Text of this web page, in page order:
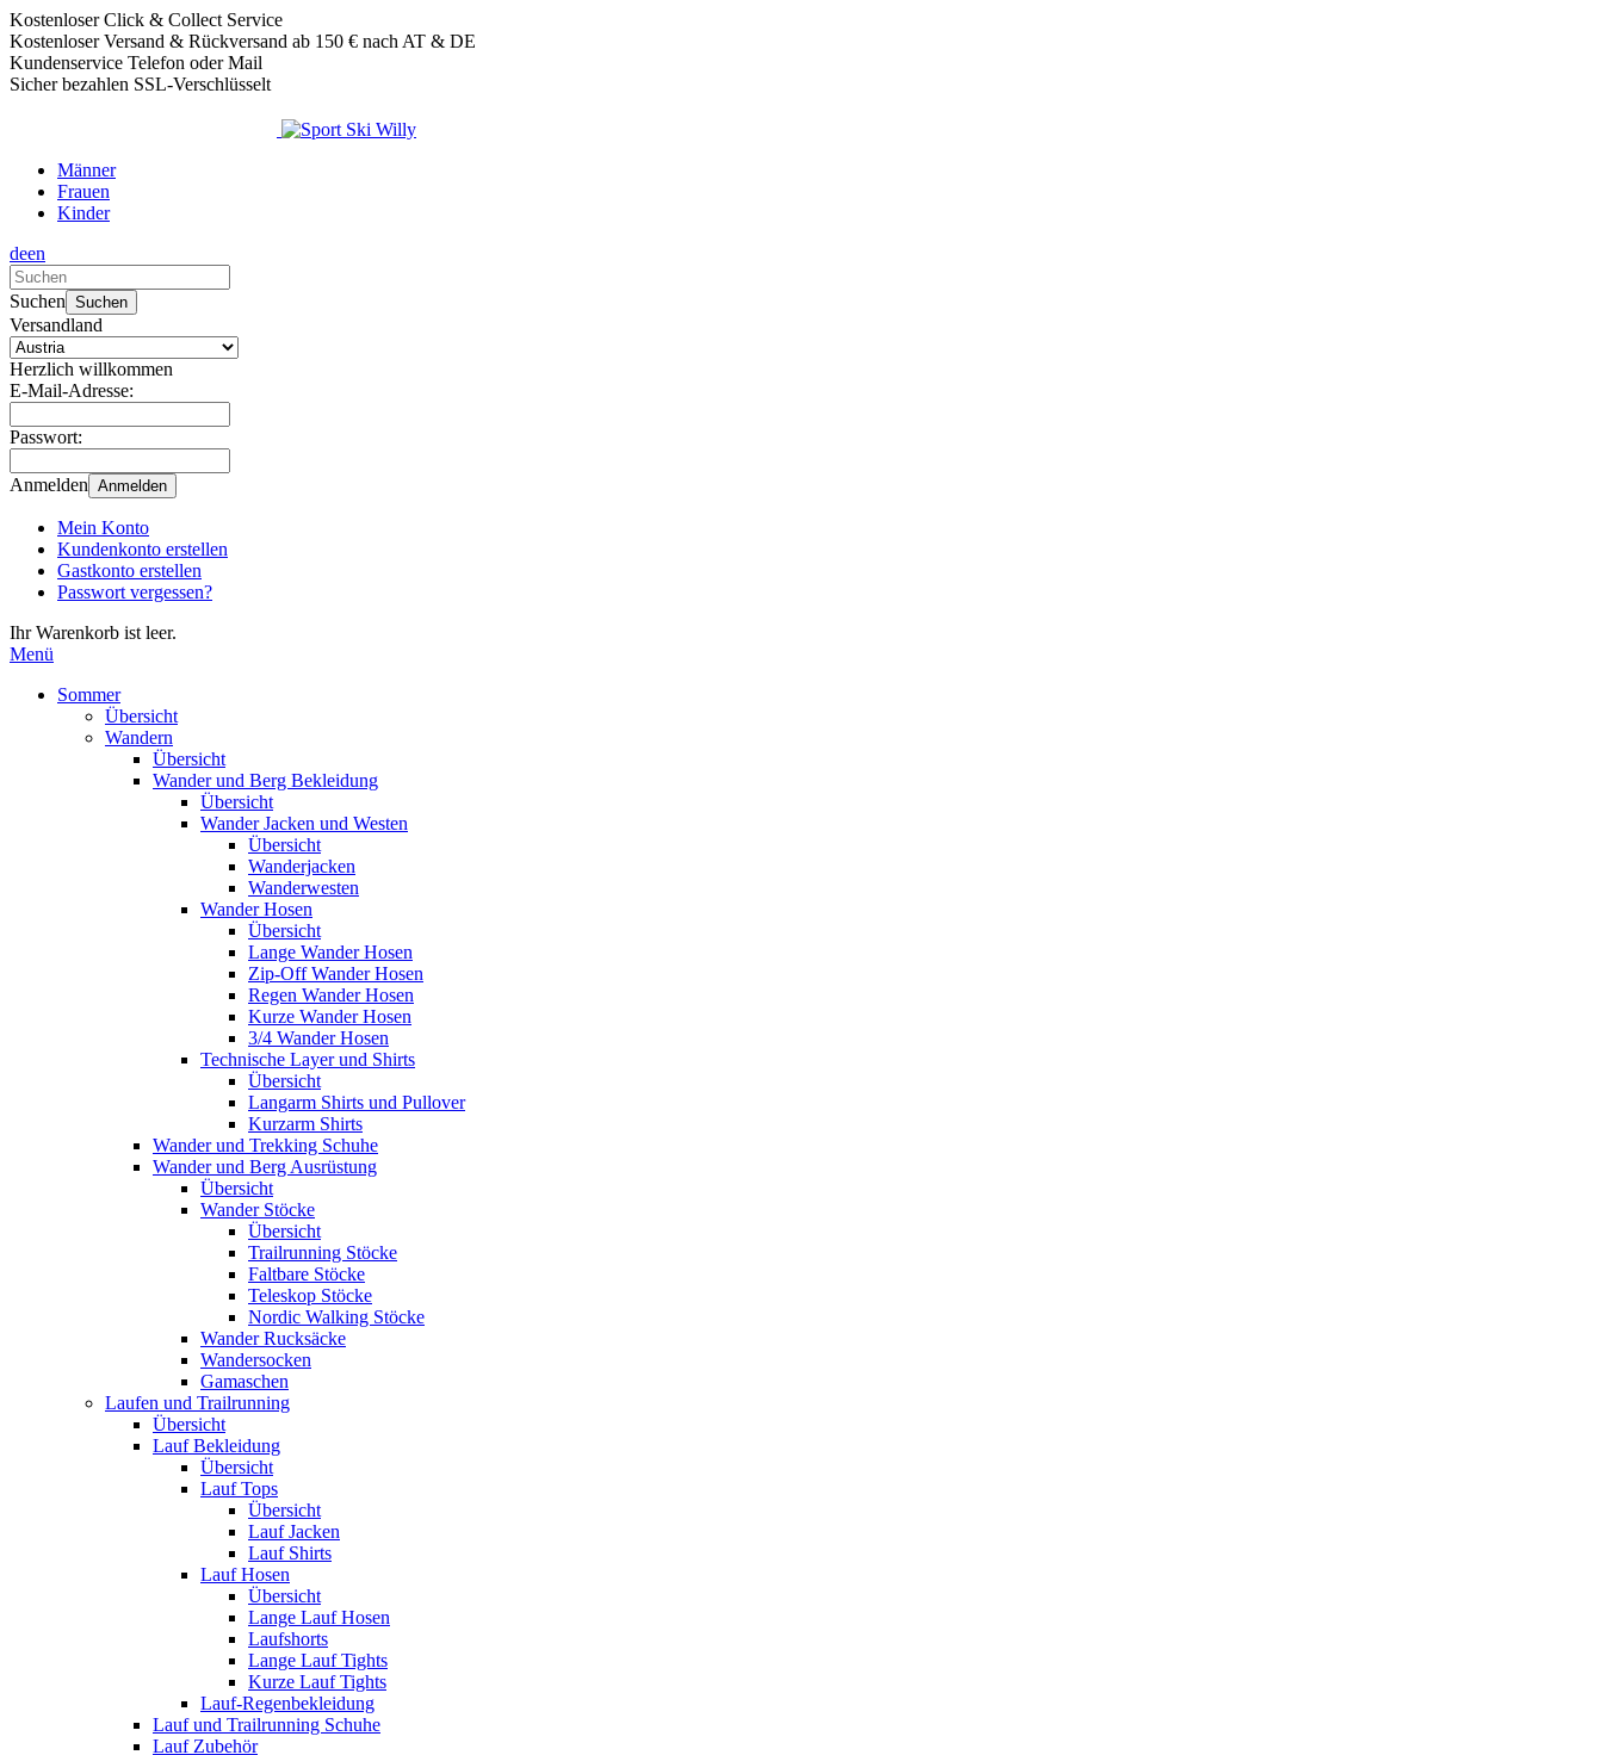
Kostenloser Click & Collect Service
Kostenloser Versand & Rückversand ab 150 € nach AT & DE
Kundenservice Telefon oder Mail
Sicher bezahlen SSL-Verschlüsselt
Männer
Frauen
Kinder
deen
die
nach
oben
unten,
um
das
können
Touch-
und
Streichgesten
verwenden.
Suchen Suchen
Versandland
Herzlich willkommen
E-Mail-Adresse:
Passwort:
Anmelden Anmelden
Mein Konto
Kundenkonto erstellen
Gastkonto erstellen
Passwort vergessen?
Ihr Warenkorb ist leer.
Menü
Sommer
Übersicht
Wandern
Übersicht
Wander und Berg Bekleidung
Übersicht
Wander Jacken und Westen
Übersicht
Wanderjacken
Wanderwesten
Wander Hosen
Übersicht
Lange Wander Hosen
Zip-Off Wander Hosen
Regen Wander Hosen
Kurze Wander Hosen
3/4 Wander Hosen
Technische Layer und Shirts
Übersicht
Langarm Shirts und Pullover
Kurzarm Shirts
Wander und Trekking Schuhe
Wander und Berg Ausrüstung
Übersicht
Wander Stöcke
Übersicht
Trailrunning Stöcke
Faltbare Stöcke
Teleskop Stöcke
Nordic Walking Stöcke
Wander Rucksäcke
Wandersocken
Gamaschen
Laufen und Trailrunning
Übersicht
Lauf Bekleidung
Übersicht
Lauf Tops
Übersicht
Lauf Jacken
Lauf Shirts
Lauf Hosen
Übersicht
Lange Lauf Hosen
Laufshorts
Lange Lauf Tights
Kurze Lauf Tights
Lauf-Regenbekleidung
Lauf und Trailrunning Schuhe
Lauf Zubehör